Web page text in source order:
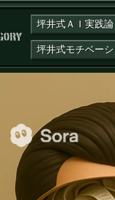
カテゴリー：
坪井式ＡＩ実践論
坪井式モチベー